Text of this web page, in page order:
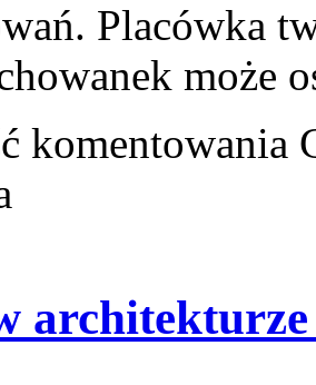
Placówka
może
komentowania